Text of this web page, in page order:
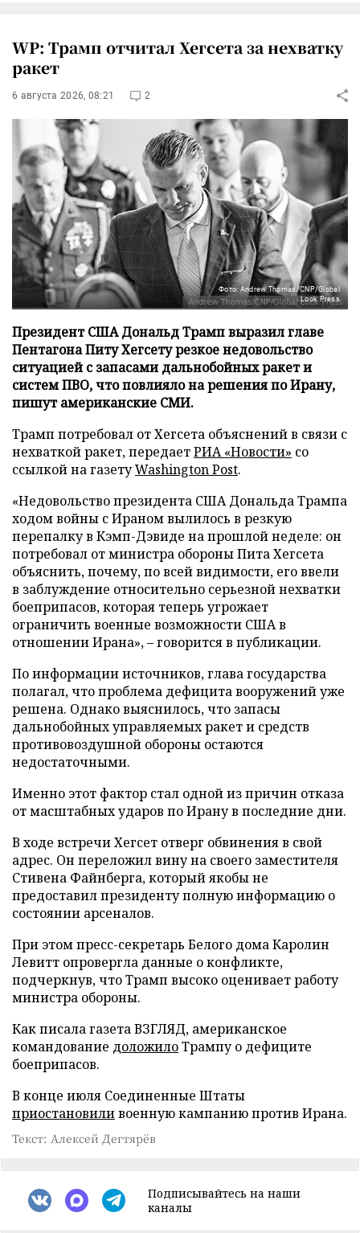
WP: Трамп отчитал Хегсета за нехватку
ракет
6 августа 2026, 08:21 2
Фото: Andrew Thomas/CNP/Global
Look Press
Президент США Дональд Трамп выразил главе
Пентагона Питу Хегсету резкое недовольство
ситуацией с запасами дальнобойных ракет и
систем ПВО, что повлияло на решения по Ирану,
пишут американские СМИ.
Трамп потребовал от Хегсета объяснений в связи с
нехваткой ракет, передаетРИА «Новости» со
ссылкой на газетуWashington Post.
«Недовольство президента США Дональда Трампа
ходом войны с Ираном вылилось в резкую
перепалку в Кэмп-Дэвиде на прошлой неделе: он
потребовал от министра обороны Пита Хегсета
объяснить, почему, по всей видимости, его ввели
в заблуждение относительно серьезной нехватки
боеприпасов, которая теперь угрожает
ограничить военные возможности США в
отношении Ирана», – говорится в публикации.
По информации источников, глава государства
полагал, что проблема дефицита вооружений уже
решена. Однако выяснилось, что запасы
дальнобойных управляемых ракет и средств
противовоздушной обороны остаются
недостаточными.
Именно этот фактор стал одной из причин отказа
от масштабных ударов по Ирану в последние дни.
В ходе встречи Хегсет отверг обвинения в свой
адрес. Он переложил вину на своего заместителя
Стивена Файнберга, который якобы не
предоставил президенту полную информацию о
состоянии арсеналов.
При этом пресс-секретарь Белого дома Каролин
Левитт опровергла данные о конфликте,
подчеркнув, что Трамп высоко оценивает работу
министра обороны.
Как писала газета ВЗГЛЯД, американское
командование доложилоТрампу о дефиците
боеприпасов.
В конце июля Соединенные Штаты
приостановиливоенную кампанию против Ирана.
Текст: Алексей Дегтярёв
Подписывайтесь на наши
каналы